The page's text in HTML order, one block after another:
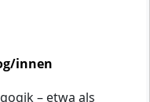
innen
– etwa als